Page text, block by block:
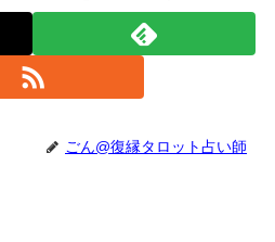
ごん@復縁タロット占い師